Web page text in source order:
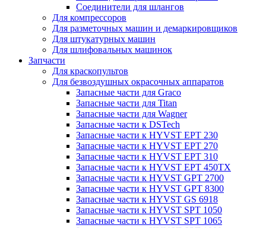
Соединители для шлангов
Для компрессоров
Для разметочных машин и демаркировщиков
Для штукатурных машин
Для шлифовальных машинок
Запчасти
Для краскопультов
Для безвоздушных окрасочных аппаратов
Запасные части для Graco
Запасные части для Titan
Запасные части для Wagner
Запасные части к DSTech
Запасные части к HYVST EPT 230
Запасные части к HYVST EPT 270
Запасные части к HYVST EPT 310
Запасные части к HYVST EPT 450TX
Запасные части к HYVST GPT 2700
Запасные части к HYVST GPT 8300
Запасные части к HYVST GS 6918
Запасные части к HYVST SPT 1050
Запасные части к HYVST SPT 1065